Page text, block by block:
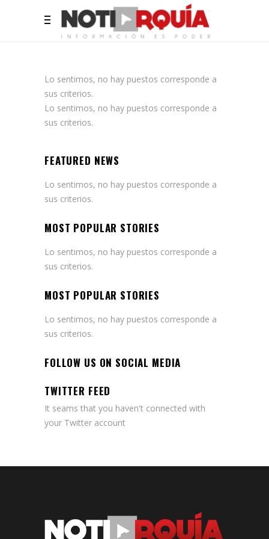
Lo sentimos, no hay puestos corresponde a
sus criterios.
Lo sentimos, no hay puestos corresponde a
sus criterios.
FEATURED NEWS
Lo sentimos, no hay puestos corresponde a
sus criterios.
MOST POPULAR STORIES
Lo sentimos, no hay puestos corresponde a
sus criterios.
MOST POPULAR STORIES
Lo sentimos, no hay puestos corresponde a
sus criterios.
FOLLOW US ON SOCIAL MEDIA
TWITTER FEED
It seams that you haven't connected with
your Twitter account